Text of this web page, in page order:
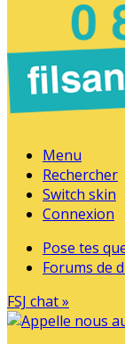
Menu
Rechercher
Switch skin
Connexion
Pose tes
Forums de
FSJ chat »